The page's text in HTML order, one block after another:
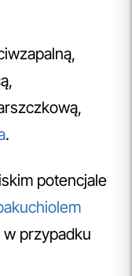
.
potencjale
przypadku